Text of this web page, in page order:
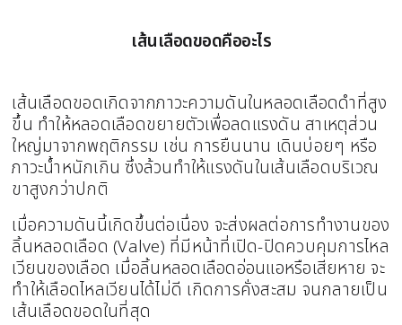
เส้นเลือดขอดคืออะไร
เส้นเลือดขอดเกิดจากภาวะความดันในหลอดเลือดดำที่สูง
ขึ้น ทำให้หลอดเลือดขยายตัวเพื่อลดแรงดัน สาเหตุส่วน
ใหญ่มาจากพฤติกรรม เช่น การยืนนาน เดินบ่อยๆ หรือ
ภาวะน้ำหนักเกิน ซึ่งล้วนทำให้แรงดันในเส้นเลือดบริเวณ
ขาสูงกว่าปกติ
เมื่อความดันนี้เกิดขึ้นต่อเนื่อง จะส่งผลต่อการทำงานของ
ลิ้นหลอดเลือด (Valve) ที่มีหน้าที่เปิด-ปิดควบคุมการไหล
เวียนของเลือด เมื่อลิ้นหลอดเลือดอ่อนแอหรือเสียหาย จะ
ทำให้เลือดไหลเวียนได้ไม่ดี เกิดการคั่งสะสม จนกลายเป็น
เส้นเลือดขอดในที่สุด